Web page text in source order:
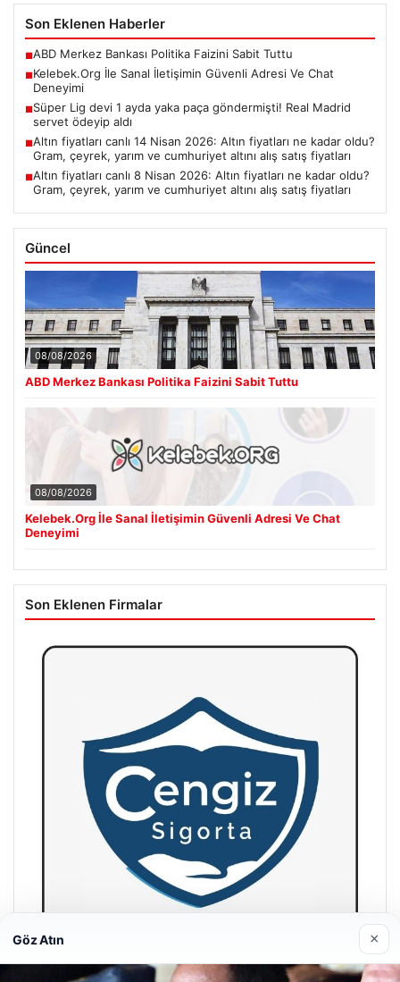
Son Eklenen Haberler
■ABD Merkez Bankası Politika Faizini Sabit Tuttu
■Kelebek.Org İle Sanal İletişimin Güvenli Adresi Ve Chat
Deneyimi
■Süper Lig devi 1 ayda yaka paça göndermişti! Real Madrid
servet ödeyip aldı
■Altın fiyatları canlı 14 Nisan 2026: Altın fiyatları ne kadar oldu?
Gram, çeyrek, yarım ve cumhuriyet altını alış satış fiyatları
■Altın fiyatları canlı 8 Nisan 2026: Altın fiyatları ne kadar oldu?
Gram, çeyrek, yarım ve cumhuriyet altını alış satış fiyatları
Güncel
08/08/2026
ABD Merkez Bankası Politika Faizini Sabit Tuttu
08/08/2026
Kelebek.Org İle Sanal İletişimin Güvenli Adresi Ve Chat
Deneyimi
Son Eklenen Firmalar
Göz Atın ×